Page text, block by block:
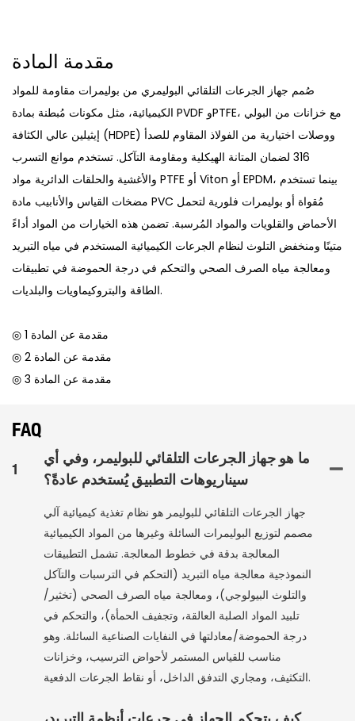
مقدمة المادة
صُمم جهاز الجرعات التلقائي البوليمري من بوليمرات مقاومة للمواد
الكيميائية، مثل مكونات مُبطنة بمادة PVDF وPTFE، مع خزانات من البولي
إيثيلين عالي الكثافة (HDPE) ووصلات اختيارية من الفولاذ المقاوم للصدأ
316 لضمان المتانة الهيكلية ومقاومة التآكل. تستخدم موانع التسرب
والأغشية والحلقات الدائرية مواد PTFE أو Viton أو EPDM، بينما تستخدم
مضخات القياس والأنابيب مادة PVC مُقواة أو بوليمرات فلورية لتحمل
الأحماض والقلويات والمواد المُرسبة. تضمن هذه الخيارات من المواد أداءً
متينًا ومنخفض التلوث لنظام الجرعات الكيميائية المستخدم في مياه التبريد
ومعالجة مياه الصرف الصحي والتحكم في درجة الحموضة في تطبيقات
الطاقة والبتروكيماويات والبلديات.
◎ مقدمة عن المادة 1
◎ مقدمة عن المادة 2
◎ مقدمة عن المادة 3
FAQ
1
ما هو جهاز الجرعات التلقائي للبوليمر، وفي أي
سيناريوهات التطبيق يُستخدم عادةً؟
جهاز الجرعات التلقائي للبوليمر هو نظام تغذية كيميائية آلي
مصمم لتوزيع البوليمرات السائلة وغيرها من المواد الكيميائية
المعالجة بدقة في خطوط المعالجة. تشمل التطبيقات
النموذجية معالجة مياه التبريد (التحكم في الترسبات والتآكل
والتلوث البيولوجي)، ومعالجة مياه الصرف الصحي (تخثير/
تلبيد المواد الصلبة العالقة، وتجفيف الحمأة)، والتحكم في
درجة الحموضة/معادلتها في النفايات الصناعية السائلة. وهو
مناسب للقياس المستمر لأحواض الترسيب، وخزانات
التكثيف، ومجاري التدفق الداخل، أو نقاط الجرعات الدفعية.